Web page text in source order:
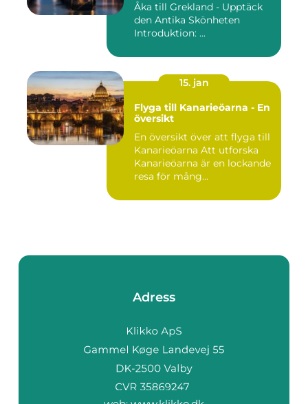
Åka till Grekland - Upptäck
den Antika Skönheten
Introduktion: ...
15. jan
Flyga till Kanarieöarna - En
översikt
En översikt över att flyga till
Kanarieöarna Att utforska
Kanarieöarna är en lockande
resa för mång...
Adress